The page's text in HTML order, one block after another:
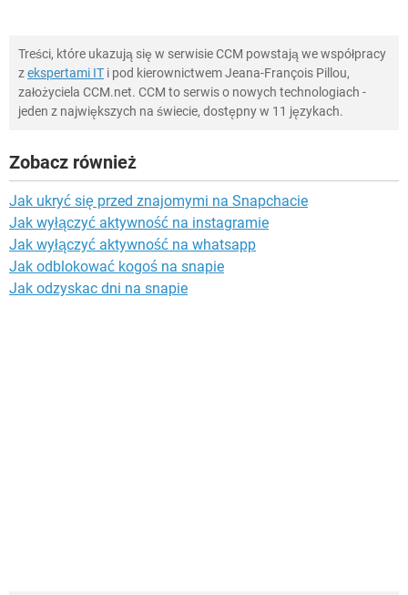
Treści, które ukazują się w serwisie CCM powstają we współpracy
zekspertami IT i pod kierownictwem Jeana-François Pillou,
założyciela CCM.net. CCM to serwis o nowych technologiach -
jeden z największych na świecie, dostępny w 11 językach.
Zobacz również
Jak ukryć się przed znajomymi na Snapchacie
Jak wyłączyć aktywność na instagramie
Jak wyłączyć aktywność na whatsapp
Jak odblokować kogoś na snapie
Jak odzyskac dni na snapie